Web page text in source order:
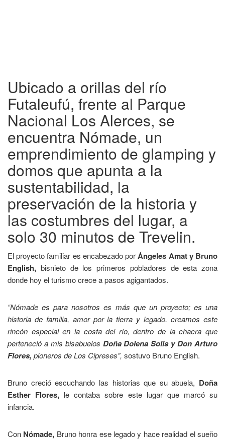
Ubicado a orillas del río
Futaleufú, frente al Parque
Nacional Los Alerces, se
encuentra Nómade, un
emprendimiento de glamping y
domos que apunta a la
sustentabilidad, la
preservación de la historia y
las costumbres del lugar, a
solo 30 minutos de Trevelin.
El proyecto familiar es encabezado por Ángeles Amat y Bruno
English, bisnieto de los primeros pobladores de esta zona
donde hoy el turismo crece a pasos agigantados.
“Nómade es para nosotros es más que un proyecto; es una
historia de familia, amor por la tierra y legado. creamos este
rincón especial en la costa del río, dentro de la chacra que
perteneció a mis bisabuelos Doña Dolena Solis y Don Arturo
Flores, pioneros de Los Cipreses”, sostuvo Bruno English.
Bruno creció escuchando las historias que su abuela, Doña
Esther Flores, le contaba sobre este lugar que marcó su
infancia.
Con Nómade, Bruno honra ese legado y hace realidad el sueño